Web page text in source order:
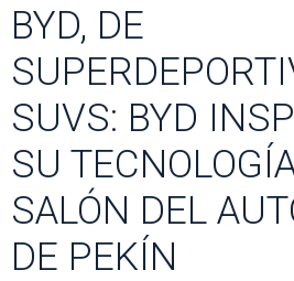
BYD, DE
SUVS: BYD
SU
SALÓN DEL
DE PEKÍN